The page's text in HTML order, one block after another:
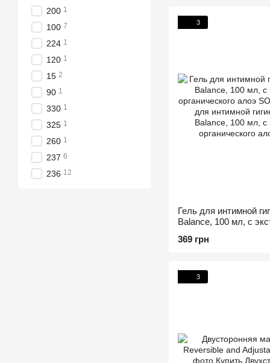
3
Гель для интимной
Balance, 100 мл, с
369 грн
3
200 1
100 7
224 1
120 1
15 2
90 1
330 1
325 1
260 1
237 6
236 12